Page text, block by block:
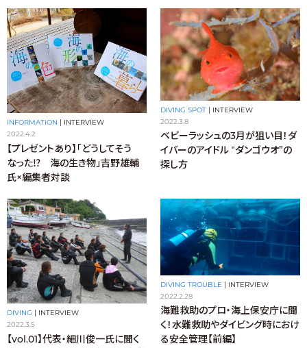
INFORMATION
INTERVIEW
2022.4.2
【プレゼントあり】「どうしてそう
なった⁉ 海の生き物」吉野雄輔
氏×編集者対談
DIVING SPOT | INTERVIEW
2022.3.8
ベビーラッシュの3月が狙い目！ダ
イバーのアイドル ‟ダンゴウオ”の
探し方
DIVING | INTERVIEW
2022.3.5
【vol.01】代表・細川俊一氏に聞く
DIVING TROUBLE | INTERVIEW
2022.2.28
海難救助のプロ・海上保安庁に聞
く！水難救助やダイビング時におけ
る安全管理【前編】